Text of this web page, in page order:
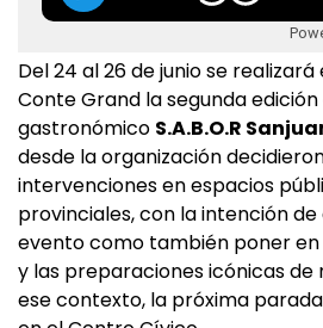
Del 24 al 26 de junio se
Conte Grand la segunda
gastronómico S.A.B.O.R
desde la organización
intervenciones en espacios
provinciales, con la intención
evento como también poner
y las preparaciones icónicas de
ese contexto, la próxima